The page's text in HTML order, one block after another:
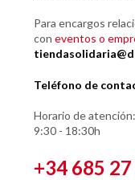
Para encargos
con eventos o
Teléfono de
Horario de atención:
9:30 - 18:30h
+34 685